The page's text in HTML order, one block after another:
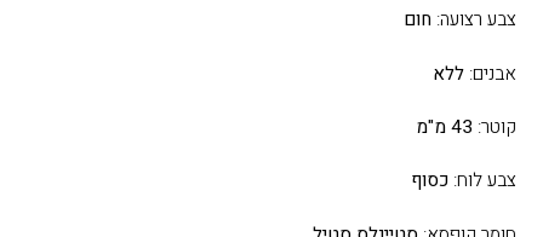
צבע רצועה: חום
אבנים: ללא
קוטר: 43 מ"מ
צבע לוח: כסוף